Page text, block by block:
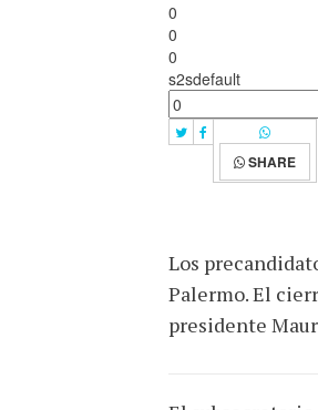
0
0
0
s2sdefault
SHARE
Los
Palermo. El
presidente